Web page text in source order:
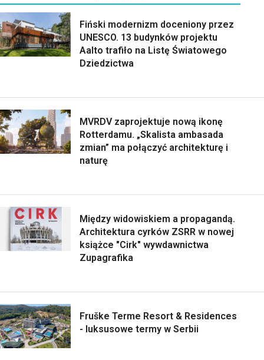
Fiński modernizm doceniony przez
UNESCO. 13 budynków projektu
Aalto trafiło na Listę Światowego
Dziedzictwa
MVRDV zaprojektuje nową ikonę
Rotterdamu. „Skalista ambasada
zmian” ma połączyć architekturę i
naturę
Między widowiskiem a propagandą.
Architektura cyrków ZSRR w nowej
książce "Cirk" wywdawnictwa
Zupagrafika
Fruške Terme Resort & Residences
- luksusowe termy w Serbii